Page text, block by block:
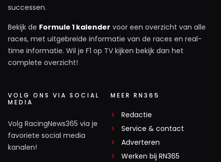
successen.
Bekijk de Formule 1 kalender voor een overzicht van alle
races, met uitgebreide informatie van de races en real-
time informatie. Wil je F1 op TV kijken bekijk dan het
complete overzicht!
VOLG ONS VIA SOCIAL
MEDIA
Volg RacingNews365 via je
favoriete social media
kanalen!
MEER RN365
Redactie
Service & contact
Adverteren
Werken bij RN365